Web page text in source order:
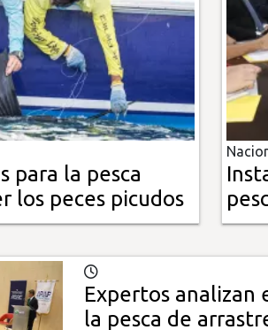
para la pesca
los peces picudos
Expertos analizan
la pesca de